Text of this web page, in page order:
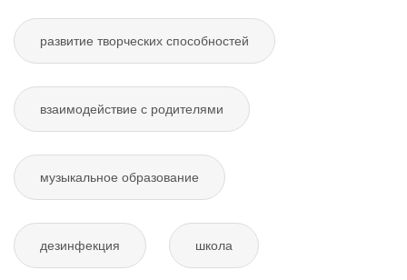
развитие творческих способностей
взаимодействие с родителями
музыкальное образование
дезинфекция школа